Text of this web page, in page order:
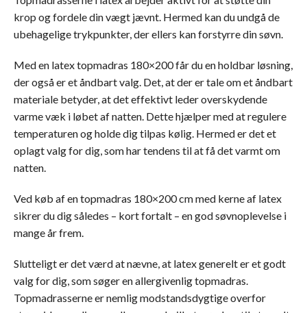
krop og fordele din vægt jævnt. Hermed kan du undgå de
ubehagelige trykpunkter, der ellers kan forstyrre din søvn.
Med en latex topmadras 180×200 får du en holdbar løsning,
der også er et åndbart valg. Det, at der er tale om et åndbart
materiale betyder, at det effektivt leder overskydende
varme væk i løbet af natten. Dette hjælper med at regulere
temperaturen og holde dig tilpas kølig. Hermed er det et
oplagt valg for dig, som har tendens til at få det varmt om
natten.
Ved køb af en topmadras 180×200 cm med kerne af latex
sikrer du dig således – kort fortalt – en god søvnoplevelse i
mange år frem.
Slutteligt er det værd at nævne, at latex generelt er et godt
valg for dig, som søger en allergivenlig topmadras.
Topmadrasserne er nemlig modstandsdygtige overfor